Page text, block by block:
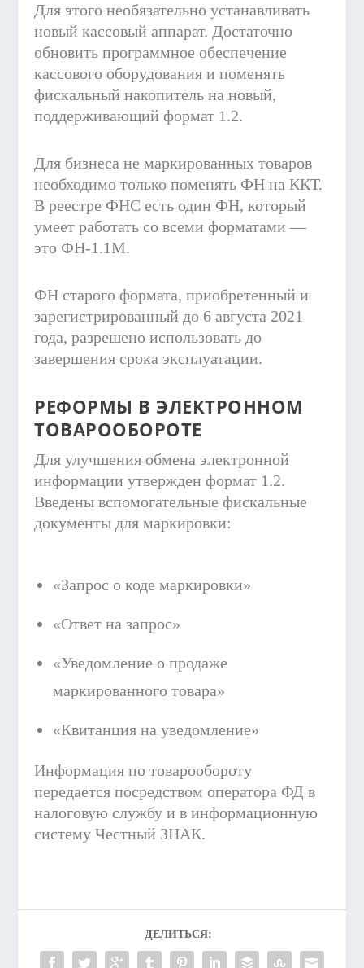
Для этого необязательно устанавливать
новый кассовый аппарат. Достаточно
обновить программное обеспечение
кассового оборудования и поменять
фискальный накопитель на новый,
поддерживающий формат 1.2.
Для бизнеса не маркированных товаров
необходимо только поменять ФН на ККТ.
В реестре ФНС есть один ФН, который
умеет работать со всеми форматами —
это ФН-1.1М.
ФН старого формата, приобретенный и
зарегистрированный до 6 августа 2021
года, разрешено использовать до
завершения срока эксплуатации.
РЕФОРМЫ В ЭЛЕКТРОННОМ
ТОВАРООБОРОТЕ
Для улучшения обмена электронной
информации утвержден формат 1.2.
Введены вспомогательные фискальные
документы для маркировки:
«Запрос о коде маркировки»
«Ответ на запрос»
«Уведомление о продаже
маркированного товара»
«Квитанция на уведомление»
Информация по товарообороту
передается посредством оператора ФД в
налоговую службу и в информационную
систему Честный ЗНАК.
ДЕЛИТЬСЯ: